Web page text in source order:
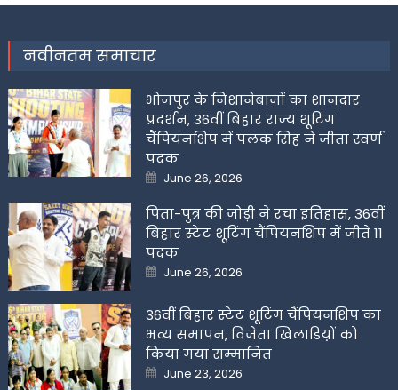
नवीनतम समाचार
भोजपुर के निशानेबाजों का शानदार
प्रदर्शन, 36वीं बिहार राज्य शूटिंग
चैंपियनशिप में पलक सिंह ने जीता स्वर्ण
पदक
Posted
on
June 26, 2026
पिता-पुत्र की जोड़ी ने रचा इतिहास, 36वीं
बिहार स्टेट शूटिंग चैंपियनशिप में जीते 11
पदक
Posted
on
June 26, 2026
36वीं बिहार स्टेट शूटिंग चैंपियनशिप का
भव्य समापन, विजेता खिलाडिय़ों को
किया गया सम्मानित
Posted
on
June 23, 2026